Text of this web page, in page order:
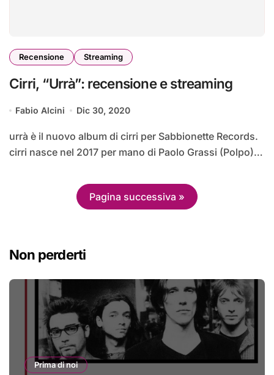
Recensione Streaming
Cirri, “Urrà”: recensione e streaming
Fabio Alcini Dic 30, 2020
urrà è il nuovo album di cirri per Sabbionette Records.
cirri nasce nel 2017 per mano di Paolo Grassi (Polpo)…
Pagina successiva »
Non perderti
Prima di noi